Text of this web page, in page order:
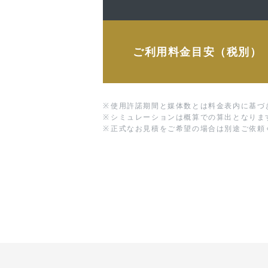
ご利用料金目安（税別）
※ 使用許諾期間と媒体数とは料金表内に基づ
※ シミュレーションは概算での算出となりま
※ 正式なお見積をご希望の場合は別途ご依頼